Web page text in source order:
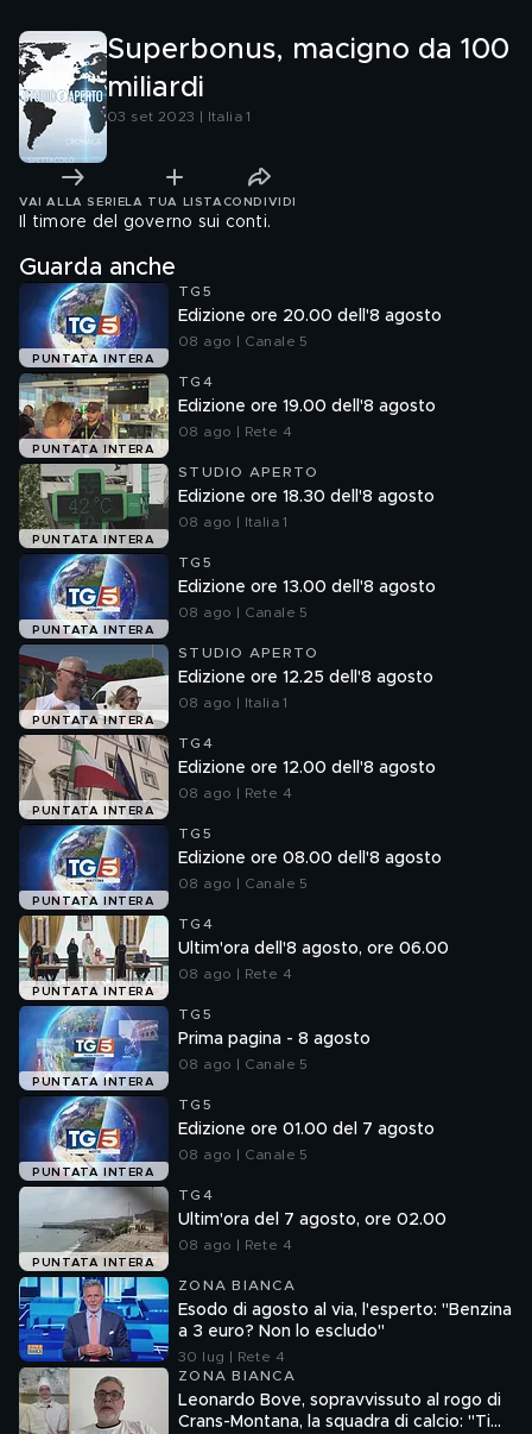
Superbonus, macigno da 100
miliardi
03 set 2023 | Italia 1
VAI ALLA SERIE LA TUA LISTA CONDIVIDI
Il timore del governo sui conti.
Guarda anche
PUNTATA INTERA
TG5
Edizione ore 20.00 dell'8 agosto
08 ago | Canale 5
PUNTATA INTERA
TG4
Edizione ore 19.00 dell'8 agosto
08 ago | Rete 4
PUNTATA INTERA
STUDIO APERTO
Edizione ore 18.30 dell'8 agosto
08 ago | Italia 1
PUNTATA INTERA
TG5
Edizione ore 13.00 dell'8 agosto
08 ago | Canale 5
PUNTATA INTERA
STUDIO APERTO
Edizione ore 12.25 dell'8 agosto
08 ago | Italia 1
PUNTATA INTERA
TG4
Edizione ore 12.00 dell'8 agosto
08 ago | Rete 4
PUNTATA INTERA
TG5
Edizione ore 08.00 dell'8 agosto
08 ago | Canale 5
PUNTATA INTERA
TG4
Ultim'ora dell'8 agosto, ore 06.00
08 ago | Rete 4
PUNTATA INTERA
TG5
Prima pagina - 8 agosto
08 ago | Canale 5
PUNTATA INTERA
TG5
Edizione ore 01.00 del 7 agosto
08 ago | Canale 5
PUNTATA INTERA
TG4
Ultim'ora del 7 agosto, ore 02.00
08 ago | Rete 4
ZONA BIANCA
Esodo di agosto al via, l'esperto: "Benzina
a 3 euro? Non lo escludo"
30 lug | Rete 4
ZONA BIANCA
Leonardo Bove, sopravvissuto al rogo di
Crans-Montana, la squadra di calcio: "Ti